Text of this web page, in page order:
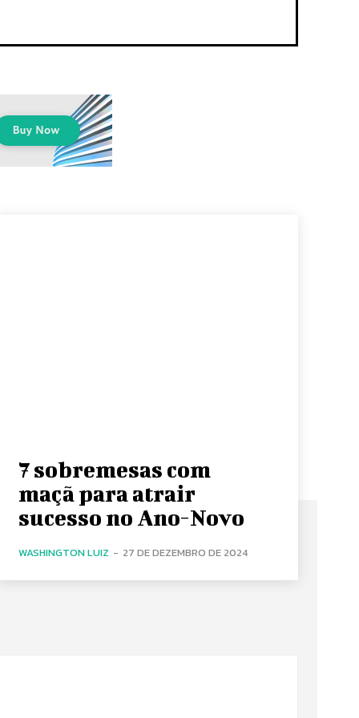
7 sobremesas com
maçã para atrair
sucesso no Ano-Novo
WASHINGTON LUIZ - 27 DE DEZEMBRO DE 2024